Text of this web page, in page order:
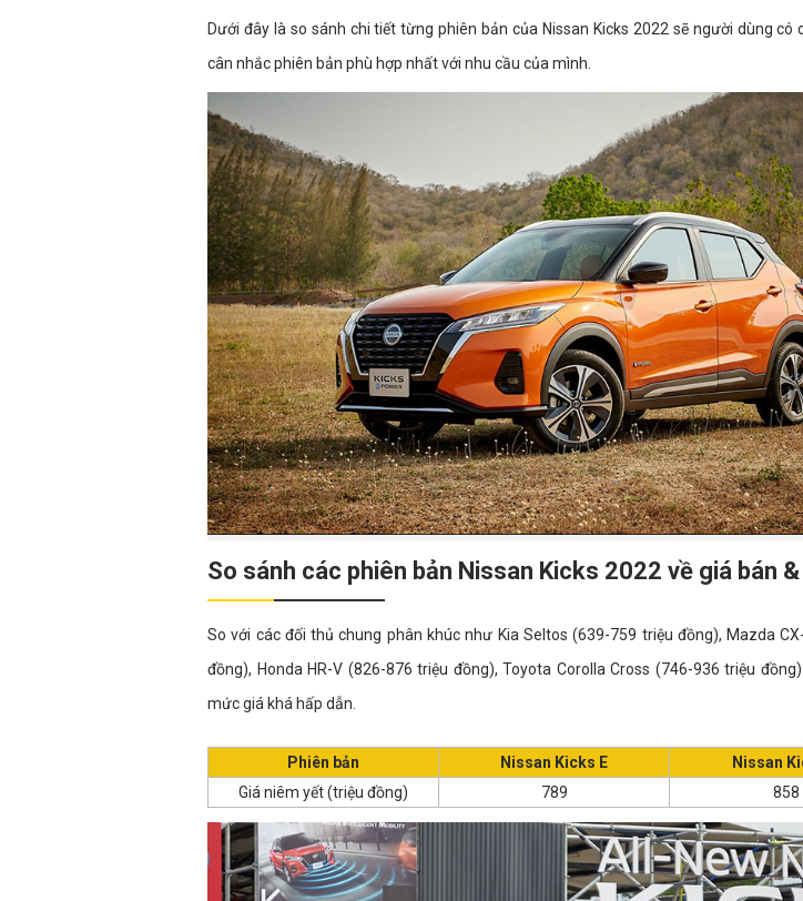
Dưới đây là so sánh chi tiết từng phiên bản của Nissan Kicks 2022 sẽ người dùng có
cân nhắc phiên bản phù hợp nhất với nhu cầu của mình.
So sánh các phiên bản Nissan Kicks 2022 về giá bán
So với các đối thủ chung phân khúc như Kia Seltos (639-759 triệu đồng), Mazda
đồng), Honda HR-V (826-876 triệu đồng), Toyota Corolla Cross (746-936 triệu
mức giá khá hấp dẫn.
Phiên bản Nissan Kicks E
Nissan
Giá niêm yết (triệu đồng)
789 858